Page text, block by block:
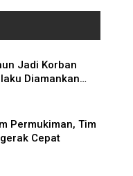
Jadi Korban
Diamankan…
Permukiman, Tim
Cepat